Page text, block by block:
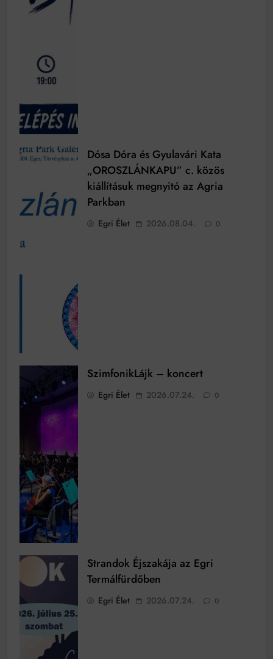
Dósa Dóra és Gyulavári Kata
„OROSZLÁNKAPU” c. közös
kiállításuk megnyitó az Agria
Parkban
Egri Élet 2026.08.04. 0
SzimfonikLájk – koncert
Egri Élet 2026.07.24. 0
Strandok Éjszakája az Egri
Termálfürdőben
Egri Élet 2026.07.24. 0